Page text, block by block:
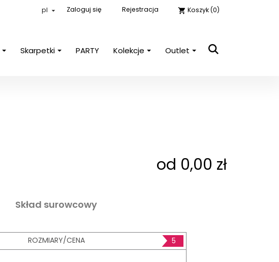
pl  Zaloguj się Rejestracja shopping_cart Koszyk(0)
Skarpetki PARTY Kolekcje Outlet close
od 0,00 zł
Skład surowcowy
ROZMIARY/CENA 5